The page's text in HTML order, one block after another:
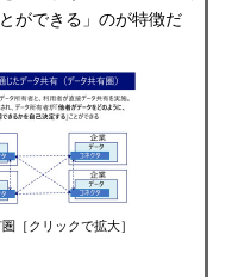
ができる」のが特徴だ
［クリックで拡大］